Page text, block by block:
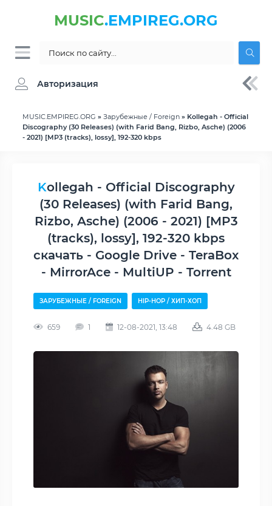
MUSIC.EMPIREG.ORG
Авторизация
MUSIC.EMPIREG.ORG » Зарубежные / Foreign » Kollegah - Official
Discography (30 Releases) (with Farid Bang, Rizbo, Asche) (2006
- 2021) [MP3 (tracks), lossy], 192-320 kbps
Kollegah - Official Discography
(30 Releases) (with Farid Bang,
Rizbo, Asche) (2006 - 2021) [MP3
(tracks), lossy], 192-320 kbps
скачать - Google Drive - TeraBox
- MirrorAce - MultiUP - Torrent
ЗАРУБЕЖНЫЕ / FOREIGN HIP-HOP / ХИП-ХОП
659 1 12-08-2021, 13:48 4.48 GB